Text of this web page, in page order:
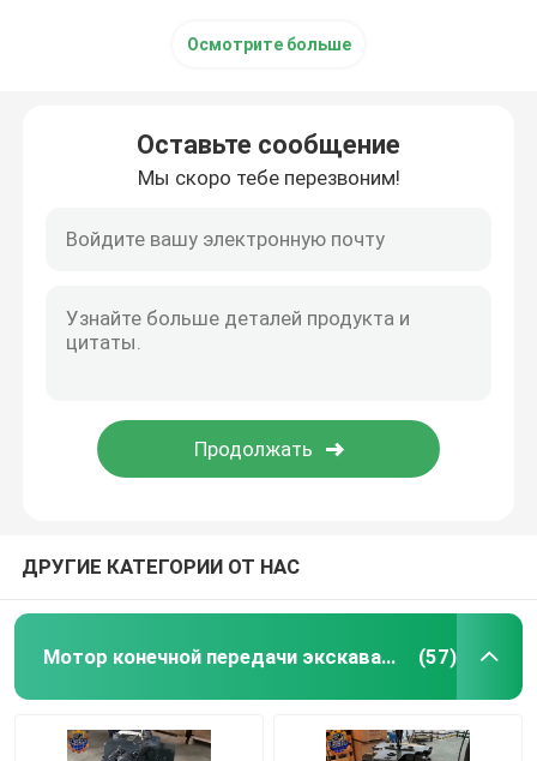
Осмотрите больше
Оставьте сообщение
Мы скоро тебе перезвоним!
ДРУГИЕ КАТЕГОРИИ ОТ НАС
Мотор конечной передачи экскаватора (57)